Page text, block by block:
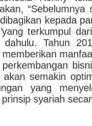
“Sebelumnya
kepada
yang terkumpul
dahulu. Tahun
akan semakin
yang
syariah